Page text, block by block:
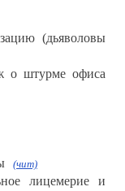
(дьяволовы
о штурме офиса
(чит)
лицемерие и